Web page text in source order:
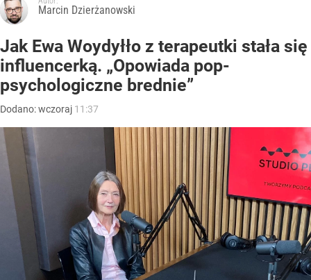
Marcin Dzierżanowski
Jak Ewa Woydyłło z terapeutki stała się
influencerką. „Opowiada pop-
psychologiczne brednie”
Dodano:wczoraj 11:37